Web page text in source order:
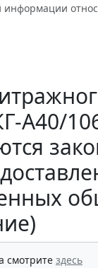
А40/
смотрите здесь